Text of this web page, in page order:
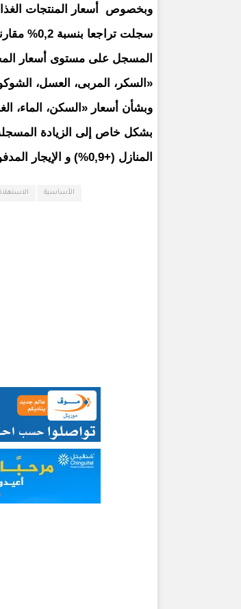
وبخصوص أسعار المنتجات
سجلت
«السكر، المربى، العسل، الشوكولاتة والحلوى (-0,6%) و
بشكل خاص إلى الزيادة
المنازل (+0,9%) و الإيجار المدفوع فعليا من قبل المستأجرين بنسبة +)0,2%.).
الأساسية